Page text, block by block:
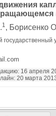
1, Борисенко
государственный
16 апреля
20 марта